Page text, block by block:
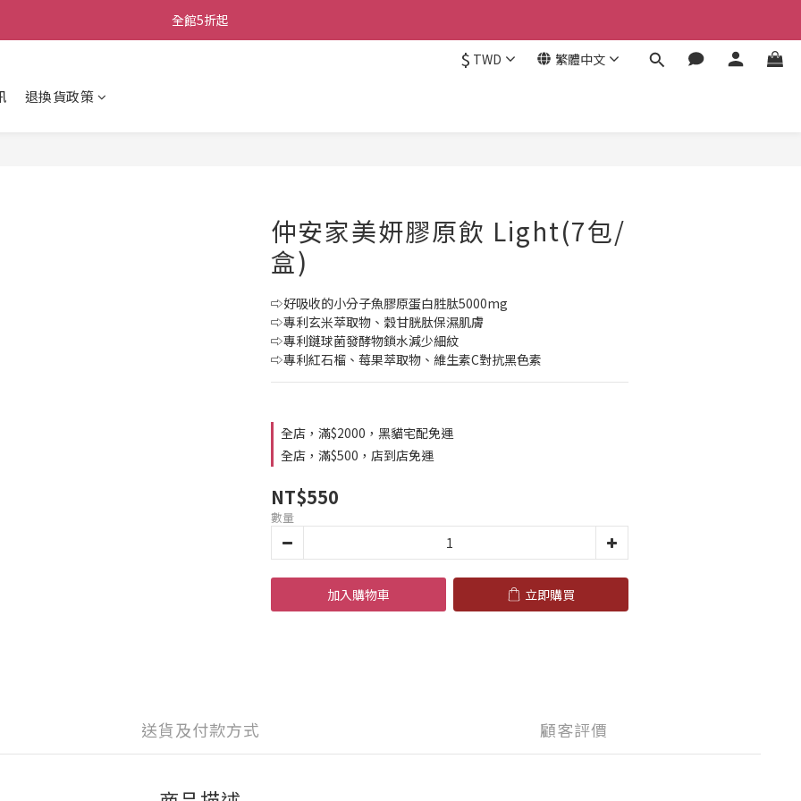
全館5折起
$ TWD 繁體中文
退換貨政策
仲安家美妍膠原飲 Light(7包/
盒)
⇨好吸收的小分子魚膠原蛋白胜肽5000mg
⇨專利玄米萃取物、穀甘胱肽保濕肌膚
⇨專利鏈球菌發酵物鎖水減少細紋
⇨專利紅石榴、莓果萃取物、維生素C對抗黑色素
全店，滿$2000，黑貓宅配免運
全店，滿$500，店到店免運
NT$550
數量
加入購物車 立即購買
送貨及付款方式 顧客評價